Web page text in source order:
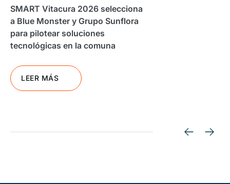
SMART Vitacura 2026 selecciona
a Blue Monster y Grupo Sunflora
para pilotear soluciones
tecnológicas en la comuna
LEER MÁS